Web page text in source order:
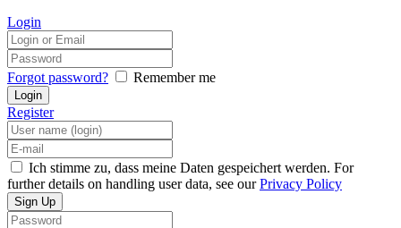
Login
Forgot password? Remember me
Register
Ich stimme zu, dass meine Daten gespeichert werden. For
further details on handling user data, see ourPrivacy Policy